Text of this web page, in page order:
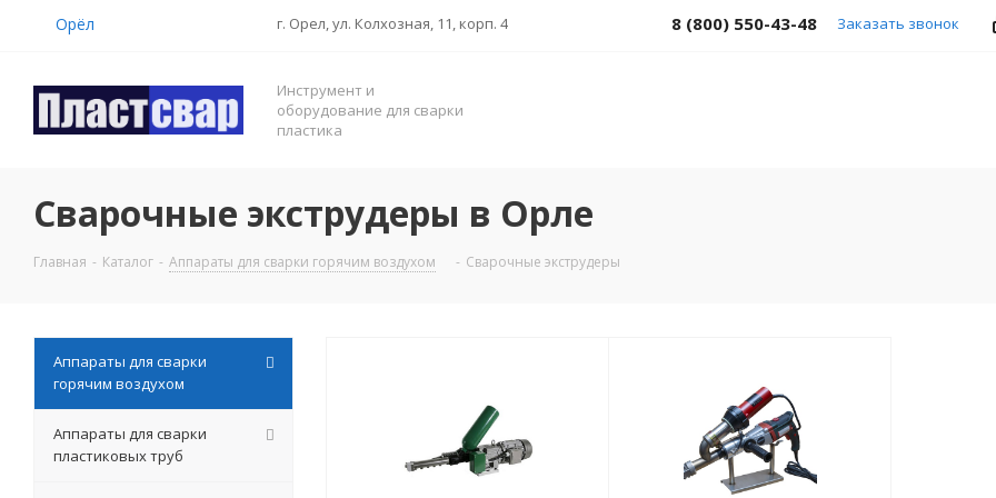
Орёл г. Орел, ул. Колхозная, 11, корп. 4 8 (800) 550-43-48 Заказать звонок
Инструмент и
оборудование для сварки
пластика
Сварочные экструдеры в Орле
Главная - Каталог - Аппараты для сварки горячим воздухом - Сварочные экструдеры
Аппараты для сварки
горячим воздухом
Аппараты для сварки
пластиковых труб